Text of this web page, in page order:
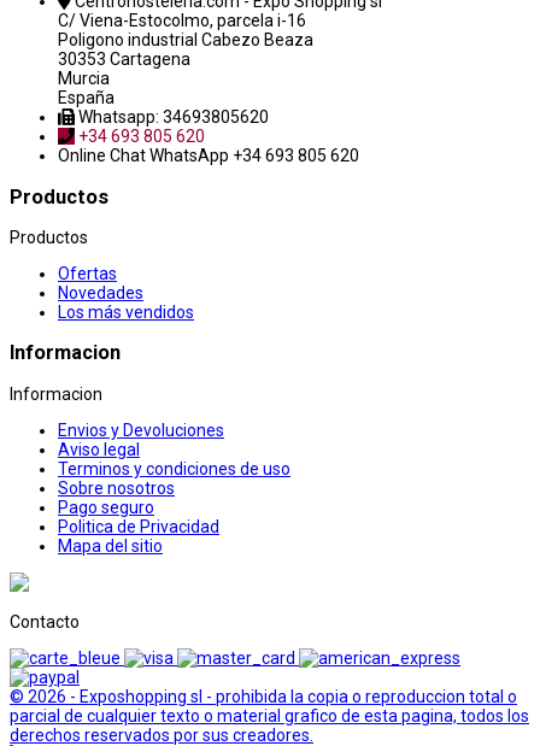
C/ Viena-Estocolmo, parcela i-16
Poligono industrial Cabezo Beaza
30353 Cartagena
Murcia
España
Whatsapp: 34693805620
+34 693 805 620
Online ChatWhatsApp +34 693 805 620
Productos
Productos
Ofertas
Novedades
Los más vendidos
Informacion
Informacion
Envios y Devoluciones
Aviso legal
Terminos y condiciones de uso
Sobre nosotros
Pago seguro
Politica de Privacidad
Mapa del sitio
Contacto
© 2026 - Exposhopping sl - prohibida la copia o reproduccion total o
parcial de cualquier texto o material grafico de esta pagina, todos los
derechos reservados por sus creadores.